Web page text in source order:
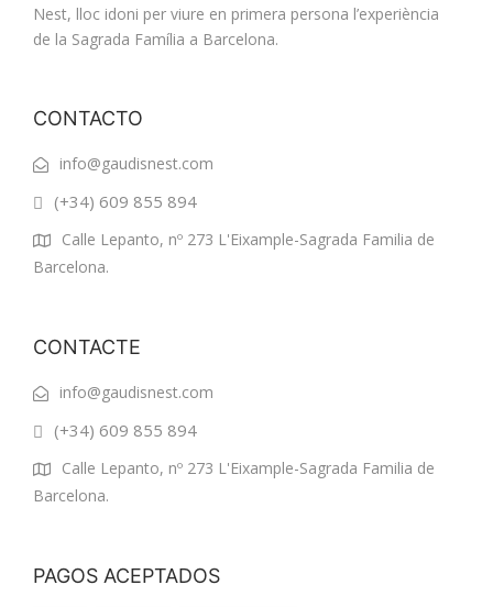
Nest, lloc idoni per viure en primera persona l’experiència
de la Sagrada Família a Barcelona.
CONTACTO
info@gaudisnest.com
(+34) 609 855 894
Calle Lepanto, nº 273 L'Eixample-Sagrada Familia de
Barcelona.
CONTACTE
info@gaudisnest.com
(+34) 609 855 894
Calle Lepanto, nº 273 L'Eixample-Sagrada Familia de
Barcelona.
PAGOS ACEPTADOS